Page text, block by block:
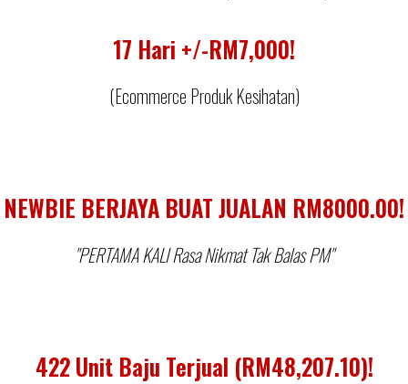
17 Hari +/-RM7,000!
(Ecommerce Produk Kesihatan)
NEWBIE BERJAYA BUAT JUALAN RM8000.00!
"PERTAMA KALI Rasa Nikmat Tak Balas PM"
422 Unit Baju Terjual (RM48,207.10)!